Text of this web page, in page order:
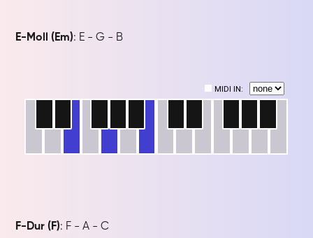
E-Moll (Em): E - G - B
F-Dur (F): F - A - C